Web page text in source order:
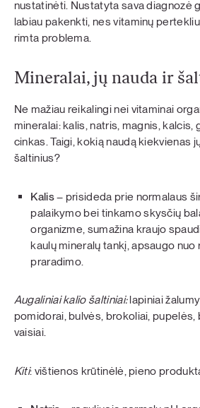
nustatinėti. Nustatyta sava diagnozė
labiau pakenkti, nes vitaminų
rimta problema.
Mineralai, jų nauda ir
Ne mažiau reikalingi nei vitaminai
mineralai: kalis, natris, magnis, kalcis,
cinkas. Taigi, kokią naudą kiekvienas
šaltinius?
Kalis– prisideda prie normalaus
palaikymo bei tinkamo skysčių
organizme, sumažina kraujo
kaulų mineralų tankį, apsaugo
praradimo.
Augaliniai kalio šaltiniai:lapiniai
pomidorai, bulvės, brokoliai, pupelės,
vaisiai.
Kiti: vištienos krūtinėlė, pieno